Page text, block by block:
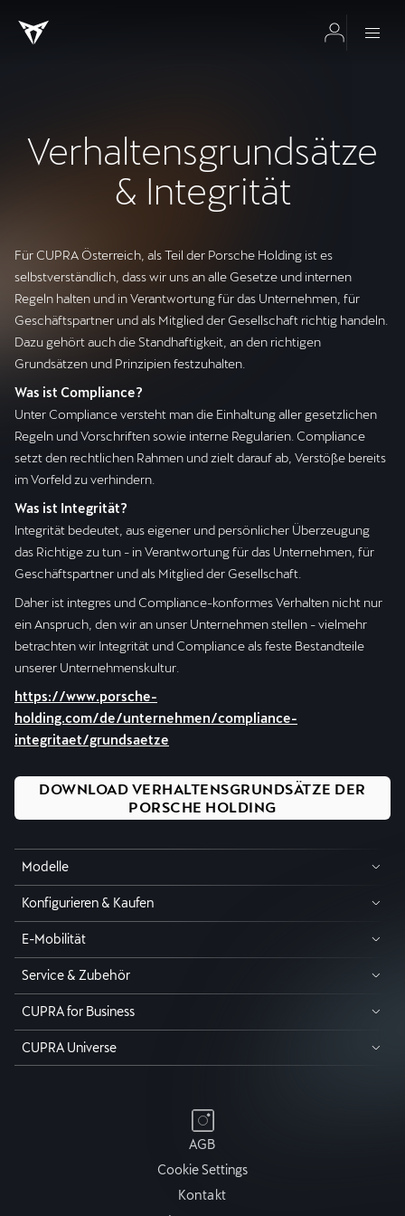
Verhaltensgrundsätze
& Integrität
Für CUPRA Österreich, als Teil der Porsche Holding ist es
selbstverständlich, dass wir uns an alle Gesetze und internen
Regeln halten und in Verantwortung für das Unternehmen, für
Geschäftspartner und als Mitglied der Gesellschaft richtig handeln.
Dazu gehört auch die Standhaftigkeit, an den richtigen
Grundsätzen und Prinzipien festzuhalten.
Was ist Compliance?
Unter Compliance versteht man die Einhaltung aller gesetzlichen
Regeln und Vorschriften sowie interne Regularien. Compliance
setzt den rechtlichen Rahmen und zielt darauf ab, Verstöße bereits
im Vorfeld zu verhindern.
Was ist Integrität?
Integrität bedeutet, aus eigener und persönlicher Überzeugung
das Richtige zu tun - in Verantwortung für das Unternehmen, für
Geschäftspartner und als Mitglied der Gesellschaft.
Daher ist integres und Compliance-konformes Verhalten nicht nur
ein Anspruch, den wir an unser Unternehmen stellen - vielmehr
betrachten wir Integrität und Compliance als feste Bestandteile
unserer Unternehmenskultur.
https://www.porsche-
holding.com/de/unternehmen/compliance-
integritaet/grundsaetze
DOWNLOAD VERHALTENSGRUNDSÄTZE DER
PORSCHE HOLDING
Modelle
Konfigurieren & Kaufen
E-Mobilität
Service & Zubehör
CUPRA for Business
CUPRA Universe
AGB
Cookie Settings
Kontakt